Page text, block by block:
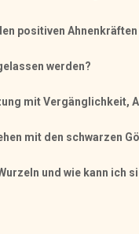
positiven Ahnenkräften
werden?
mit Vergänglichkeit,
mit den schwarzen
und wie kann ich